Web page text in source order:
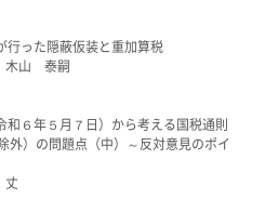
った隠蔽仮装と重加算税
木山 泰嗣
６年５月７日）から考える国税通則
外）の問題点（中）～反対意見のポイ